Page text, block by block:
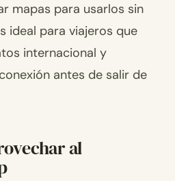
mapas para usarlos sin
ideal para viajeros que
internacional y
antes de salir de
al